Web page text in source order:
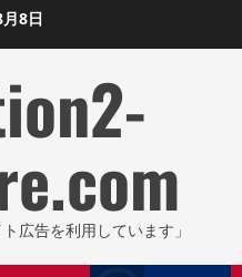
8日
広告を利用しています」